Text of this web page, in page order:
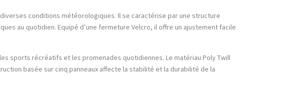
conditions météorologiques. Il se caractérise par une structure
au quotidien. Equipé d’une fermeture Velcro, il offre un ajustement facile
sports récréatifs et les promenades quotidiennes. Le matériau Poly Twill
basée sur cinq panneaux affecte la stabilité et la durabilité de la